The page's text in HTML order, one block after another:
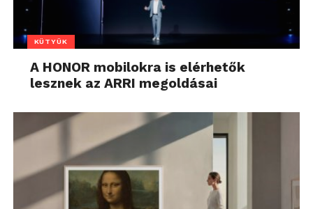
KÜTYÜK
A HONOR mobilokra is elérhetők
lesznek az ARRI megoldásai